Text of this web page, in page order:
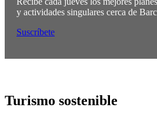
y actividades singulares cerca de
Suscríbete
Turismo sostenible